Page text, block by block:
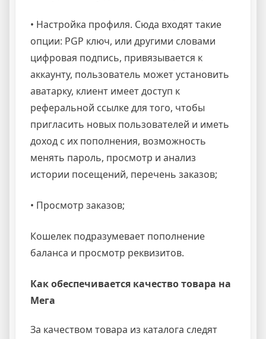
• Настройка профиля. Сюда входят такие
опции: PGP ключ, или другими словами
цифровая подпись, привязывается к
аккаунту, пользователь может установить
аватарку, клиент имеет доступ к
реферальной ссылке для того, чтобы
пригласить новых пользователей и иметь
доход с их пополнения, возможность
менять пароль, просмотр и анализ
истории посещений, перечень заказов;
• Просмотр заказов;
Кошелек подразумевает пополнение
баланса и просмотр реквизитов.
Как обеспечивается качество товара на
Мега
За качеством товара из каталога следят